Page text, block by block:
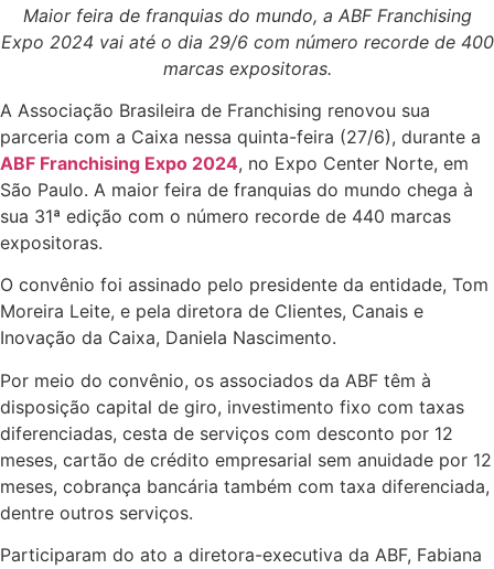
Maior feira de franquias do mundo, a ABF Franchising
Expo 2024 vai até o dia 29/6 com número recorde de 400
marcas expositoras.
A Associação Brasileira de Franchising renovou sua
parceria com a Caixa nessa quinta-feira (27/6), durante a
ABF Franchising Expo 2024, no Expo Center Norte, em
São Paulo. A maior feira de franquias do mundo chega à
sua 31ª edição com o número recorde de 440 marcas
expositoras.
O convênio foi assinado pelo presidente da entidade, Tom
Moreira Leite, e pela diretora de Clientes, Canais e
Inovação da Caixa, Daniela Nascimento.
Por meio do convênio, os associados da ABF têm à
disposição capital de giro, investimento fixo com taxas
diferenciadas, cesta de serviços com desconto por 12
meses, cartão de crédito empresarial sem anuidade por 12
meses, cobrança bancária também com taxa diferenciada,
dentre outros serviços.
Participaram do ato a diretora-executiva da ABF, Fabiana